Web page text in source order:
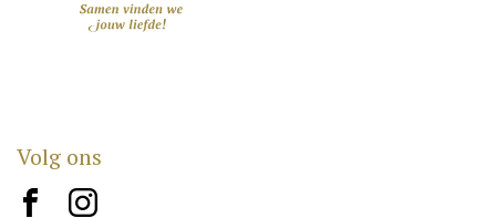
Volg ons
brand10 brand12